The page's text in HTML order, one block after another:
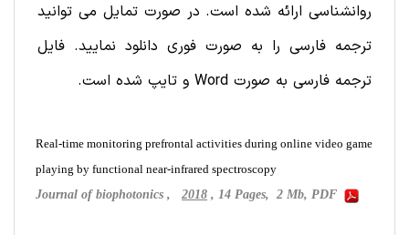
روانشناسی ارائه شده است. در صورت تمایل می توانید
ترجمه فارسی را به صورت فوری دانلود نمایید. فایل
ترجمه فارسی به صورت Word و تایپ شده است.
Real-time monitoring prefrontal activities during online video game
playing by functional near-infrared spectroscopy
Journal of biophotonics , 2018 , 14 Pages, 2 Mb, PDF